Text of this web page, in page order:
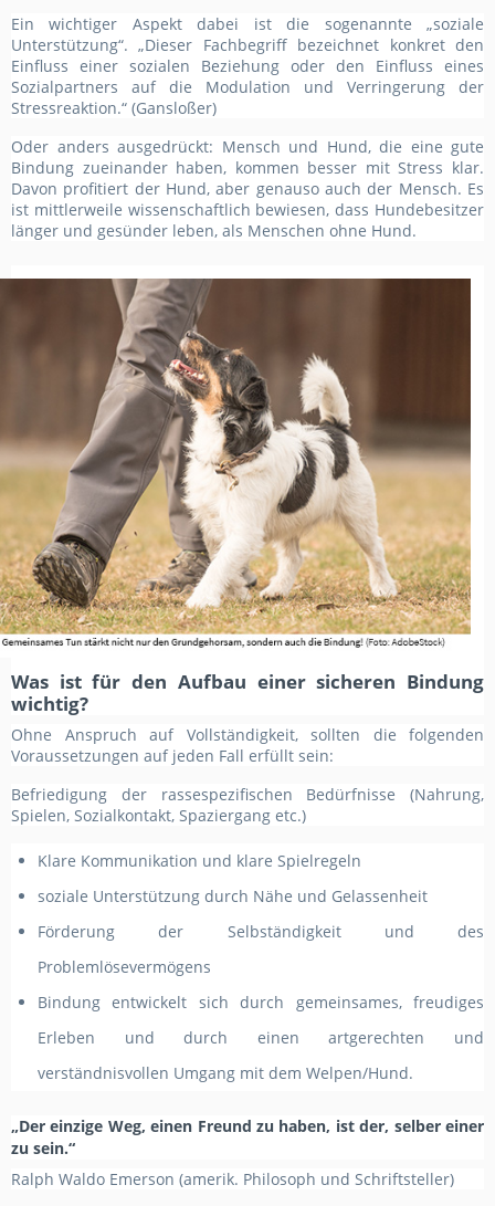
Ein wichtiger Aspekt dabei ist die sogenannte „soziale
Unterstützung“. „Dieser Fachbegriff bezeichnet konkret den
Einfluss einer sozialen Beziehung oder den Einfluss eines
Sozialpartners auf die Modulation und Verringerung der
Stressreaktion.“ (Gansloßer)
Oder anders ausgedrückt: Mensch und Hund, die eine gute
Bindung zueinander haben, kommen besser mit Stress klar.
Davon profitiert der Hund, aber genauso auch der Mensch. Es
ist mittlerweile wissenschaftlich bewiesen, dass Hundebesitzer
länger und gesünder leben, als Menschen ohne Hund.
Was ist für den Aufbau einer sicheren Bindung
wichtig?
Ohne Anspruch auf Vollständigkeit, sollten die folgenden
Voraussetzungen auf jeden Fall erfüllt sein:
Befriedigung der rassespezifischen Bedürfnisse (Nahrung,
Spielen, Sozialkontakt, Spaziergang etc.)
Klare Kommunikation und klare Spielregeln
soziale Unterstützung durch Nähe und Gelassenheit
Förderung der Selbständigkeit und des
Problemlösevermögens
Bindung entwickelt sich durch gemeinsames, freudiges
Erleben und durch einen artgerechten und
verständnisvollen Umgang mit dem Welpen/Hund.
„Der einzige Weg, einen Freund zu haben, ist der, selber einer
zu sein.“
Ralph Waldo Emerson (amerik. Philosoph und Schriftsteller)